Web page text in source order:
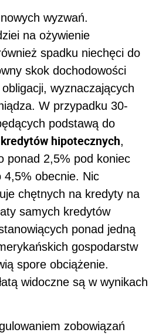
wyzwań.
na ożywienie
spadku niechęci do
skok dochodowości
wyznaczających
W przypadku 30-
podstawą do
kredytów hipotecznych,
ponad 2,5% pod koniec
4,5% obecnie. Nic
chętnych na kredyty na
samych kredytów
ponad jedną
gospodarstw
spore obciążenie.
widoczne są w wynikach
zobowiązań